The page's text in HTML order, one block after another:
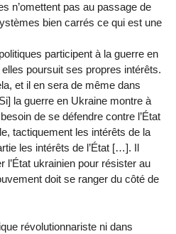
n’omettent pas au passage de
bien carrés ce qui est une
participent à la guerre en
poursuit ses propres intérêts.
et il en sera de même dans
la guerre en Ukraine montre à
de se défendre contre l’État
tactiquement les intérêts de la
les intérêts de l’État […]. Il
l’État ukrainien pour résister au
doit se ranger du côté de
révolutionnariste ni dans